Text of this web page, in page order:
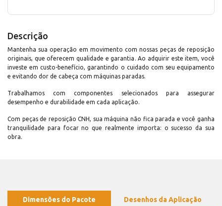
Descrição
Mantenha sua operação em movimento com nossas peças de reposição
originais, que oferecem qualidade e garantia. Ao adquirir este item, você
investe em custo-benefício, garantindo o cuidado com seu equipamento
e evitando dor de cabeça com máquinas paradas.
Trabalhamos com componentes selecionados para assegurar
desempenho e durabilidade em cada aplicação.
Com peças de reposição CNH, sua máquina não fica parada e você ganha
tranquilidade para focar no que realmente importa: o sucesso da sua
obra.
Dimensões do Pacote Desenhos da Aplicação